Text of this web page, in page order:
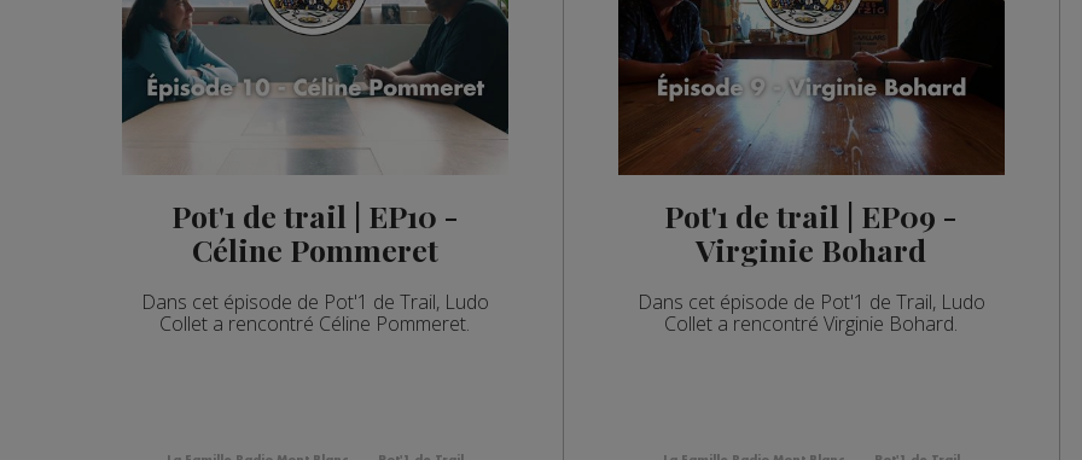
Pot'1 de trail | EP10 -
Céline Pommeret
Dans cet épisode de Pot'1 de Trail, Ludo
Collet a rencontré Céline Pommeret.
Pot'1 de trail | EP09 -
Virginie Bohard
Dans cet épisode de Pot'1 de Trail, Ludo
Collet a rencontré Virginie Bohard.